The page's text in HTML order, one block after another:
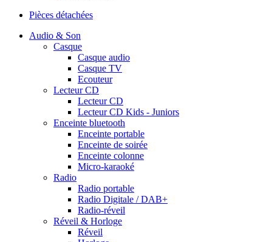
Pièces détachées
Audio & Son
Casque
Casque audio
Casque TV
Ecouteur
Lecteur CD
Lecteur CD
Lecteur CD Kids - Juniors
Enceinte bluetooth
Enceinte portable
Enceinte de soirée
Enceinte colonne
Micro-karaoké
Radio
Radio portable
Radio Digitale / DAB+
Radio-réveil
Réveil & Horloge
Réveil